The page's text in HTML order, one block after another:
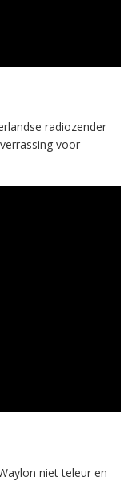
radiozender
voor
niet teleur en